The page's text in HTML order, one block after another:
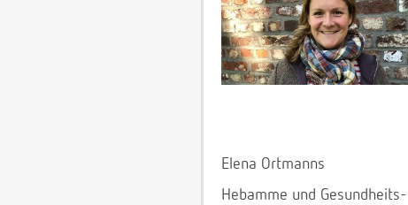
Elena Ortmanns
Hebamme und Gesundheits-